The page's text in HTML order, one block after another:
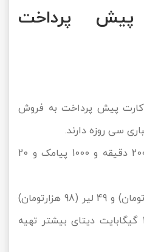
پرداخت
کارت پیش پرداخت به فروش
سی روزه دارند.
150 لیر (300 هزارتومان): 200 دقیقه و 1000 پیامک و 20
با پرداخت 39 لیر (78 هزارتومان) و 49 لیر (98 هزارتومان)
می‌توانید به ترتیب 6 و 10 گیگابایت دیتای بیشتر تهیه